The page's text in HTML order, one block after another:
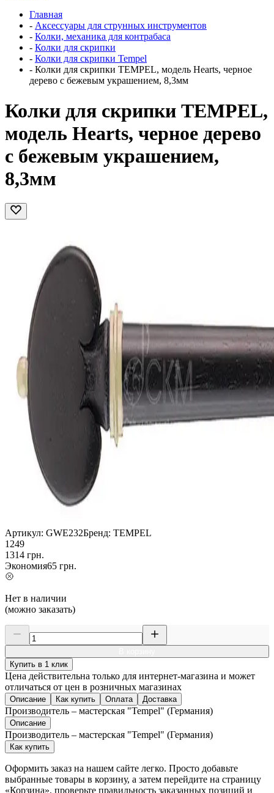
Главная
- Аксессуары для струнных инструментов
- Колки, механика для контрабаса
- Колки для скрипки
- Колки для скрипки Tempel
- Колки для скрипки TEMPEL, модель Hearts, черное
дерево c бежевым украшением, 8,3мм
Колки для скрипки TEMPEL,
модель Hearts, черное дерево
c бежевым украшением,
8,3мм
Артикул: GWE232Бренд: TEMPEL
1249
1314 грн.
Экономия65 грн.
Нет в наличии
(можно заказать)
Купить в 1 клик
Цена действительна только для интернет-магазина и может
отличаться от цен в розничных магазинах
Описание Как купить Оплата Доставка
Производитель – мастерская "Tempel" (Германия)
Описание
Производитель – мастерская "Tempel" (Германия)
Как купить
Оформить заказ на нашем сайте легко. Просто добавьте
выбранные товары в корзину, а затем перейдите на страницу
«Корзина», проверьте правильность заказанных позиций и